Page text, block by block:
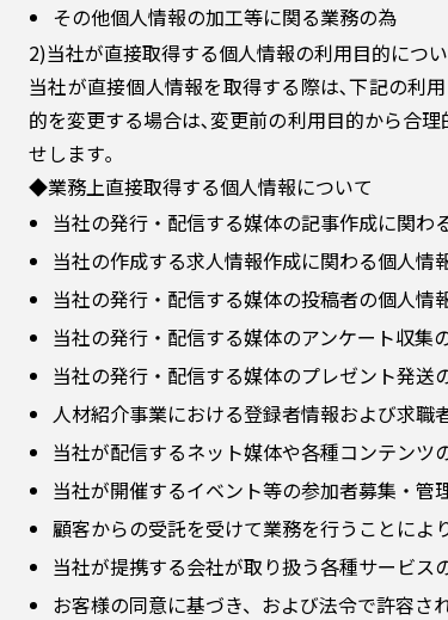
その他個人情報の加工等に関る業務の為
2)当社が直接取得する個人情報の利用目的につ
当社が直接個人情報を取得する際は､下記の利
的を変更する場合は､変更前の利用目的から合
せします｡
◆業務上直接取得する個人情報について
当社の発行・配信する媒体の記事作成に関わ
当社の作成する求人情報作成に関わる個人情
当社の発行・配信する媒体の投稿者の個人情
当社の発行・配信する媒体のアンケート収集
当社の発行・配信する媒体のプレゼント発送
人材紹介事業における登録者情報および求
当社が配信するネット媒体や各種コンテン
当社が開催するイベント等の参加者募集・管
顧客からの受託を受けて業務を行うことによ
当社が提携する会社が取り扱う各種サービス
お客様の同意に基づき、および法令で許容